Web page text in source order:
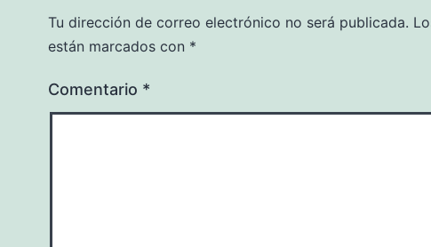
Tu dirección de correo electrónico no será publicada.
están marcados con *
Comentario *